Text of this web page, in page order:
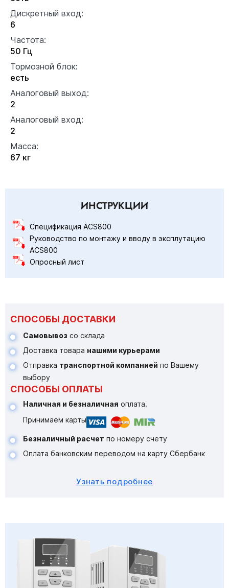
Дискретный вход:
6
Частота:
50 Гц
Тормозной блок:
есть
Аналоговый выход:
2
Аналоговый вход:
2
Масса:
67 кг
ИНСТРУКЦИИ
Спецификация ACS800
Руководство по монтажу и вводу в эксплутацию
ACS800
Опросный лист
СПОСОБЫ ДОСТАВКИ
Самовывоз со склада
Доставка товара нашими курьерами
Отправка транспортной компанией по Вашему
выбору
СПОСОБЫ ОПЛАТЫ
Наличная и безналичная оплата.
Принимаем карты
Безналичный расчет по номеру счету
Оплата банковским переводом на карту Сбербанк
Узнать подробнее